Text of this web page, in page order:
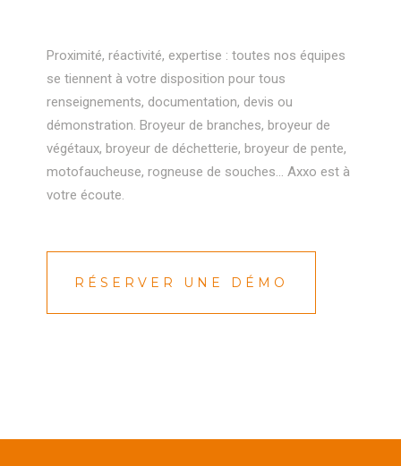
Proximité, réactivité, expertise : toutes nos équipes
se tiennent à votre disposition pour tous
renseignements, documentation, devis ou
démonstration. Broyeur de branches, broyeur de
végétaux, broyeur de déchetterie, broyeur de pente,
motofaucheuse, rogneuse de souches… Axxo est à
votre écoute.
RÉSERVER UNE DÉMO